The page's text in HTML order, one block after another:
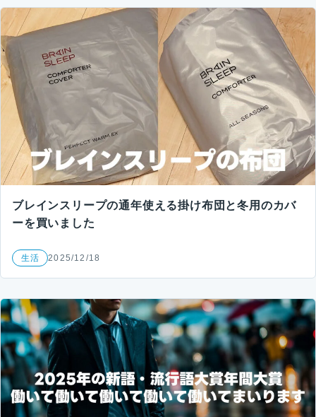
ブレインスリープの通年使える掛け布団と冬用のカバ
ーを買いました
生活 2025/12/18